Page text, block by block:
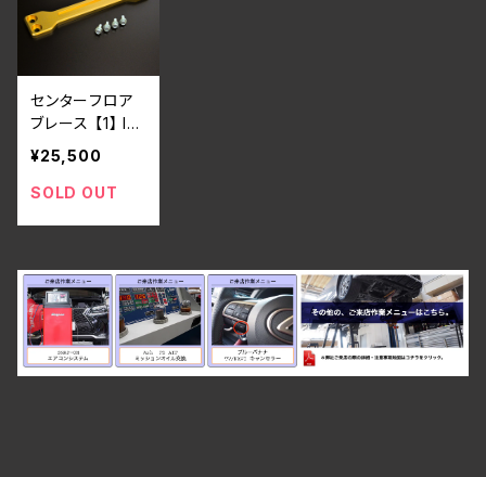
センターフロア
ブレース 【1】 IS
F/IS250/350(2
0系)、GS350/4
30/460/450h
¥25,500
SOLD OUT